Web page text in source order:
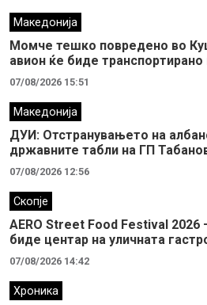
Македонија
Момче тешко повредено во
авион ќе биде
07/08/2026 15:51
Македонија
ДУИ: Отстранувањето на
државните табли на ГП
07/08/2026 12:56
Скопје
AERO Street Food Festival 2026
биде центар на уличната
07/08/2026 14:42
Хроника